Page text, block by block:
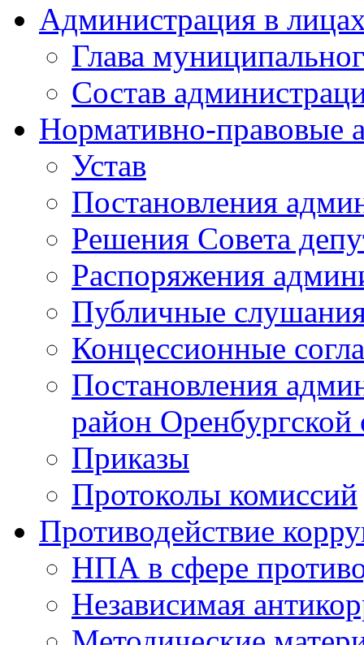
Администрация в
Глава
Состав
Нормативно-правовые
Устав
Постановления
Решения Совета
Распоряжения
Публичные
Концессионные
Постановления
район Оренбургской
Приказы
Протоколы комиссий
Противодействие
НПА в сфере
Независимая